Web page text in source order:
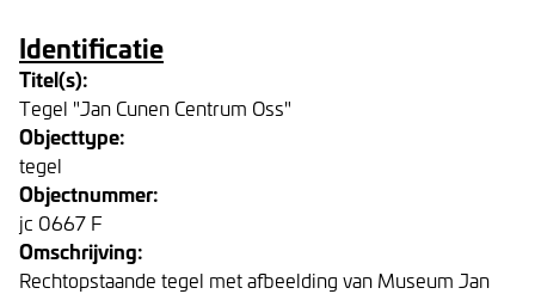
Identificatie
Titel(s):
Tegel "Jan Cunen Centrum Oss"
Objecttype:
tegel
Objectnummer:
jc 0667 F
Omschrijving:
Rechtopstaande tegel met afbeelding van Museum Jan